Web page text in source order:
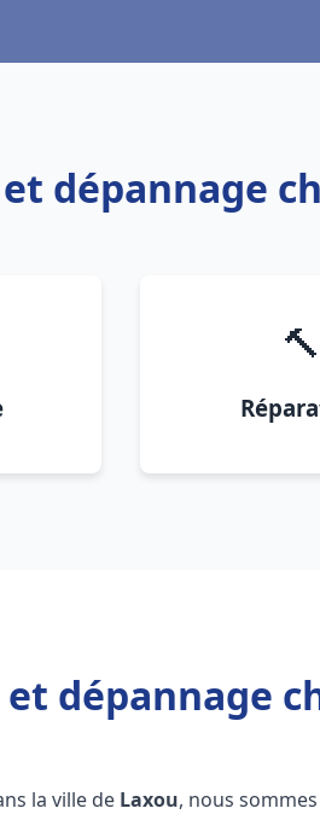
dépannage
🔨
dépannage
la ville de Laxou, nous